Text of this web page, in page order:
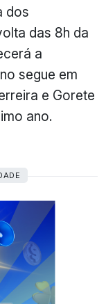
dos
das 8h da
a
segue em
e Gorete
ano.